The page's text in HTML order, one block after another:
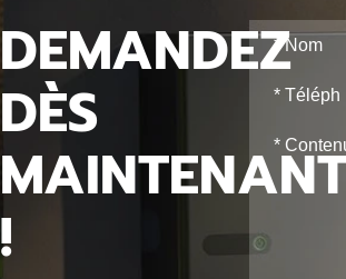
R3
DEMANDEZ
DÈS
!